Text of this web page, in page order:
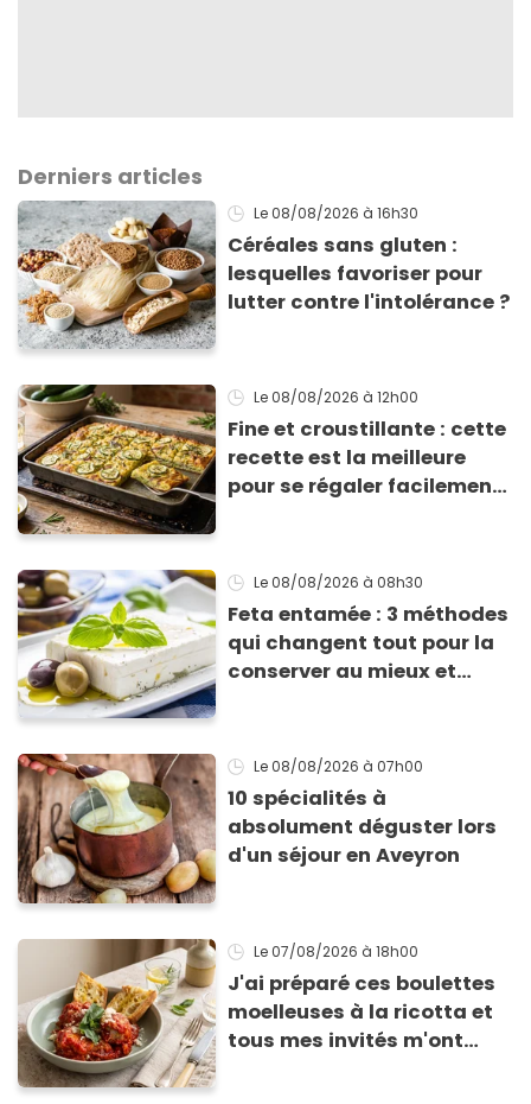
Derniers articles
Le 08/08/2026 à 16h30
Céréales sans gluten :
lesquelles favoriser pour
lutter contre l'intolérance ?
Le 08/08/2026 à 12h00
Fine et croustillante : cette
recette est la meilleure
pour se régaler facilement
Le 08/08/2026 à 08h30
Feta entamée : 3 méthodes
qui changent tout pour la
conserver au mieux et
Le 08/08/2026 à 07h00
10 spécialités à
absolument déguster lors
d'un séjour en Aveyron
Le 07/08/2026 à 18h00
J'ai préparé ces boulettes
moelleuses à la ricotta et
tous mes invités m'ont